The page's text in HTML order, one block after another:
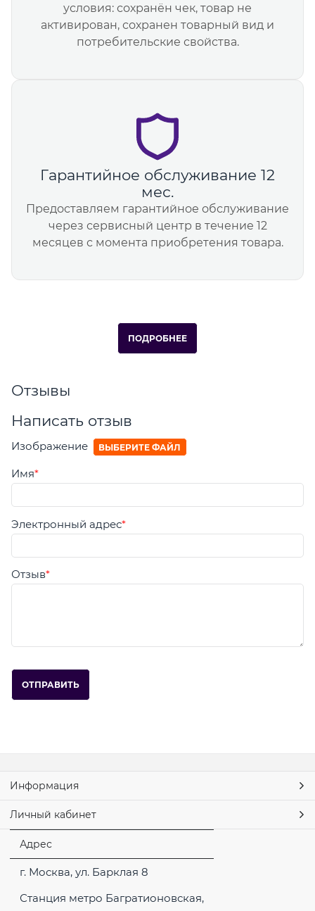
условия: сохранён чек, товар не
активирован, сохранен товарный вид и
потребительские свойства.
Гарантийное обслуживание 12
мес.
Предоставляем гарантийное обслуживание
через сервисный центр в течение 12
месяцев с момента приобретения товара.
ПОДРОБНЕЕ
Отзывы
Написать отзыв
Изображение ВЫБЕРИТЕ ФАЙЛ
Имя
Электронный адрес
Отзыв
Информация
Личный кабинет
Адрес
г. Москва, ул. Барклая 8
Станция метро Багратионовская,